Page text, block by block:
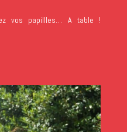
vos papillles… A table !